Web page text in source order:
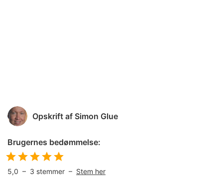
Opskrift af Simon Glue
Brugernes bedømmelse:
5,0 – 3 stemmer – Stem her